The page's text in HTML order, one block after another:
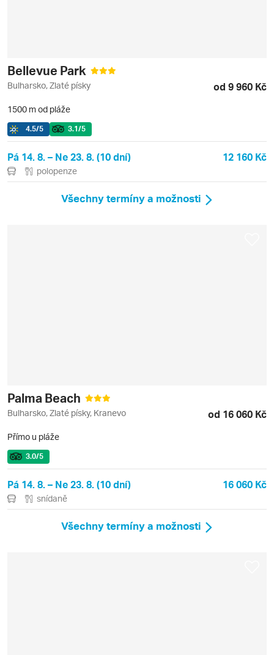
Bellevue Park
Bulharsko, Zlaté písky od 9 960 Kč
1500 m od pláže
4.5/5 3.1/5
Pá 14. 8. – Ne 23. 8. (10 dní) 12 160 Kč
polopenze
Všechny termíny a možnosti
Palma Beach
Bulharsko, Zlaté písky, Kranevo od 16 060 Kč
Přímo u pláže
3.0/5
Pá 14. 8. – Ne 23. 8. (10 dní) 16 060 Kč
snídaně
Všechny termíny a možnosti